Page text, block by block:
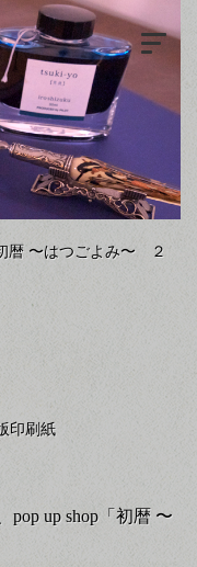
暦 〜はつごよみ〜 ２
印刷紙
pop up shop「初暦 〜